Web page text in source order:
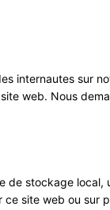
internautes sur
web. Nous
de stockage local,
ce site web ou sur